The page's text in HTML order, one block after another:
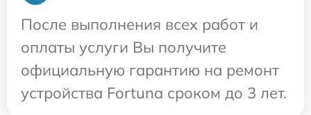
После выполнения всех работ и
оплаты услуги Вы получите
официальную гарантию на ремонт
устройства Fortuna сроком до 3 лет.